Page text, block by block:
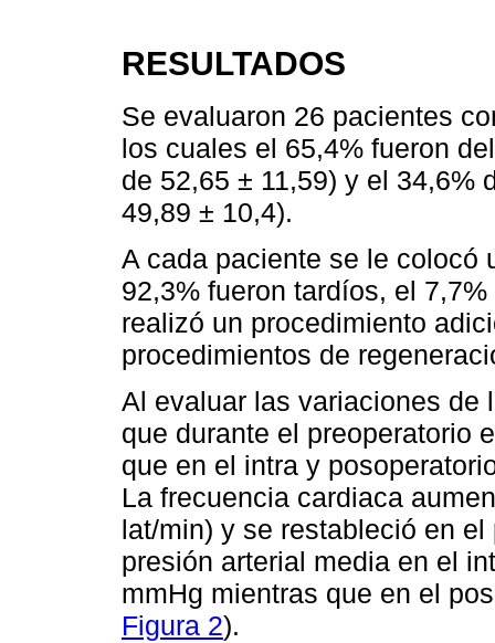
RESULTADOS
Se evaluaron 26 pacientes
los cuales el 65,4% fueron
de 52,65 ± 11,59) y el 34,6%
49,89 ± 10,4).
A cada paciente se le colocó
92,3% fueron tardíos, el
realizó un procedimiento
procedimientos de
Al evaluar las variaciones de
que durante el preoperatorio
que en el intra y
La frecuencia cardiaca
lat/min) y se restableció en
presión arterial media en el
mmHg mientras que en el
Figura 2).